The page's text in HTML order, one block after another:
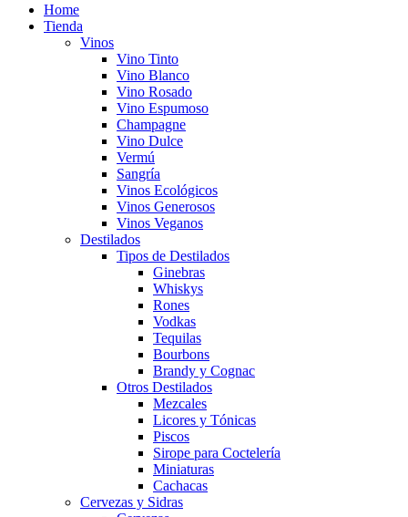
búsquedaHome
Tienda
Vinos
Vino Tinto
Vino Blanco
Vino Rosado
Vino Espumoso
Champagne
Vino Dulce
Vermú
Sangría
Vinos Ecológicos
Vinos Generosos
Vinos Veganos
Destilados
Tipos de Destilados
Ginebras
Whiskys
Rones
Vodkas
Tequilas
Bourbons
Brandy y Cognac
Otros Destilados
Mezcales
Licores y Tónicas
Piscos
Sirope para Coctelería
Miniaturas
Cachacas
Cervezas y Sidras